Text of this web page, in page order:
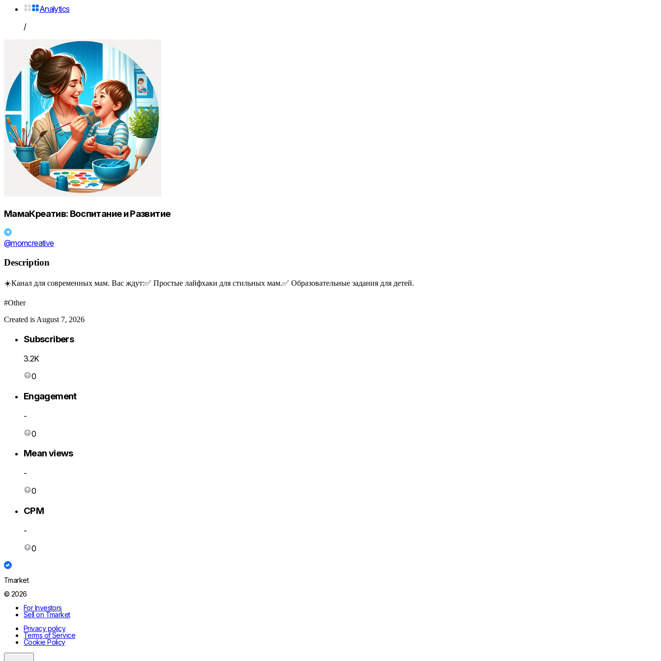
Analytics
/
МамаКреатив: Воспитание и Развитие
@momcreative
Description
☀️Канал для современных мам. Вас ждут:✅ Простые лайфхаки для стильных мам.✅ Образовательные задания для детей.
#Other
Created is August 7, 2026
Subscribers
3.2K
0
Engagement
-
0
Mean views
-
0
CPM
-
0
Tmarket
© 2026
For Investors
Sell on Tmarket
Privacy policy
Terms of Service
Cookie Policy